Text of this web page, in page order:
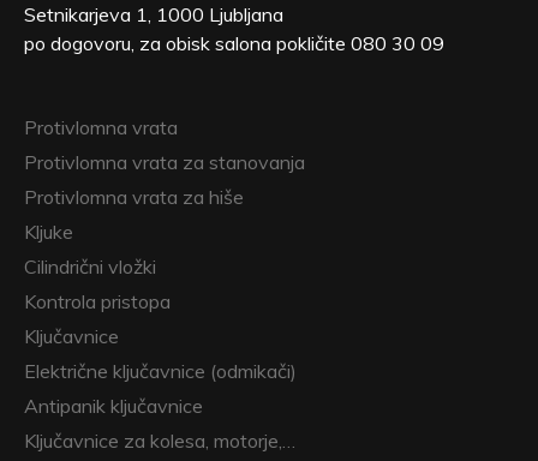
Setnikarjeva 1, 1000 Ljubljana
po dogovoru, za obisk salona pokličite 080 30 09
Protivlomna vrata
Protivlomna vrata za stanovanja
Protivlomna vrata za hiše
Kljuke
Cilindrični vložki
Kontrola pristopa
Ključavnice
Električne ključavnice (odmikači)
Antipanik ključavnice
Ključavnice za kolesa, motorje,…